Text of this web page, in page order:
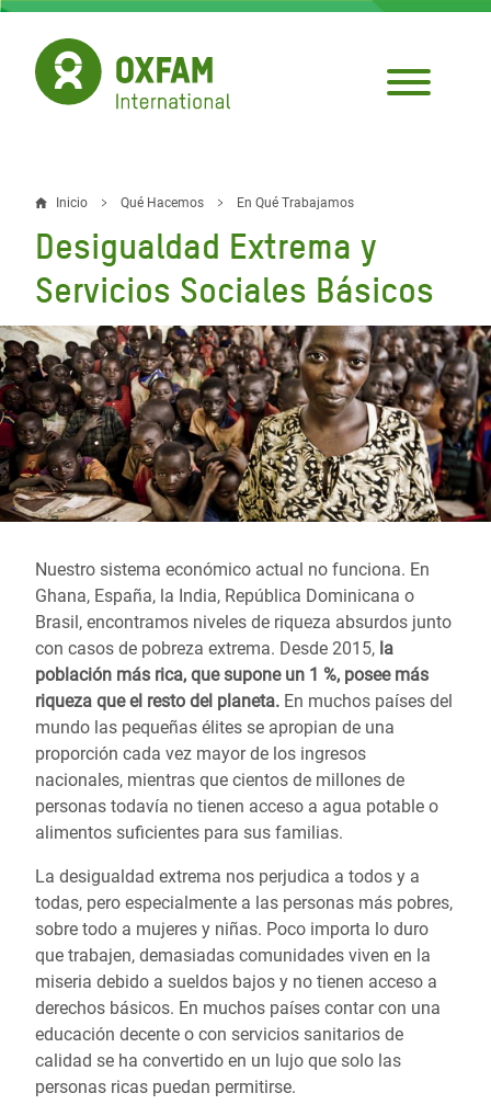
Pasar
contenido
principal
Sobrescribir
enlaces
de
ayuda
a
la
navegación
Inicio Qué Hacemos En Qué Trabajamos
Desigualdad Extrema y
Servicios Sociales Básicos
Nuestro sistema económico actual no funciona. En
Ghana, España, la India, República Dominicana o
Brasil, encontramos niveles de riqueza absurdos junto
con casos de pobreza extrema. Desde 2015, la
población más rica, que supone un 1 %, posee más
riqueza que el resto del planeta. En muchos países del
mundo las pequeñas élites se apropian de una
proporción cada vez mayor de los ingresos
nacionales, mientras que cientos de millones de
personas todavía no tienen acceso a agua potable o
alimentos suficientes para sus familias.
La desigualdad extrema nos perjudica a todos y a
todas, pero especialmente a las personas más pobres,
sobre todo a mujeres y niñas. Poco importa lo duro
que trabajen, demasiadas comunidades viven en la
miseria debido a sueldos bajos y no tienen acceso a
derechos básicos. En muchos países contar con una
educación decente o con servicios sanitarios de
calidad se ha convertido en un lujo que solo las
personas ricas puedan permitirse.